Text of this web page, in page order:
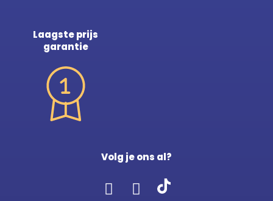
Laagste prijs
garantie
Volg je ons al?